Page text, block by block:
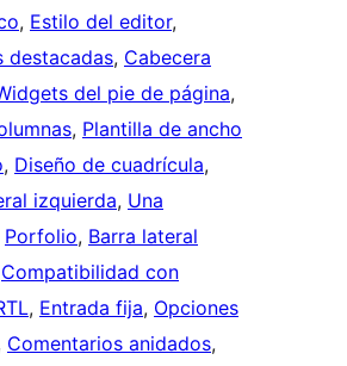
, Estilo del editor
destacadas, Cabecera
del pie de página
, Plantilla de ancho
, Diseño de cuadrícula
izquierda, Una
Porfolio, Barra lateral
Compatibilidad con
, Entrada fija, Opciones
Comentarios anidados